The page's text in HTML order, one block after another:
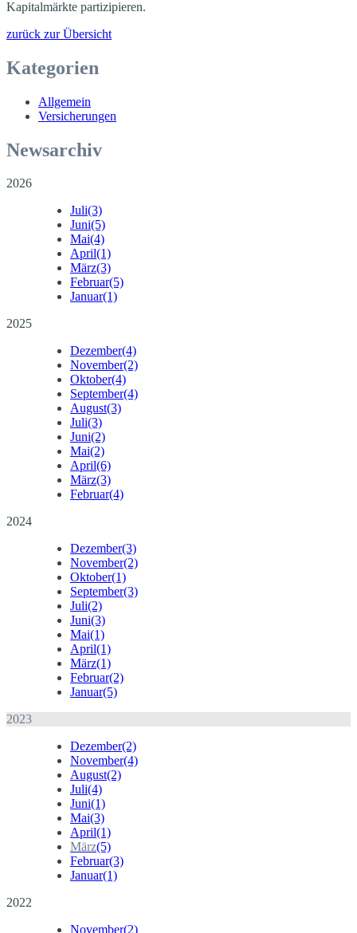
Kapitalmärkte partizipieren.
zurück zur Übersicht
Kategorien
Allgemein
Versicherungen
Newsarchiv
2026
Juli(3)
Juni(5)
Mai(4)
April(1)
März(3)
Februar(5)
Januar(1)
2025
Dezember(4)
November(2)
Oktober(4)
September(4)
August(3)
Juli(3)
Juni(2)
Mai(2)
April(6)
März(3)
Februar(4)
2024
Dezember(3)
November(2)
Oktober(1)
September(3)
Juli(2)
Juni(3)
Mai(1)
April(1)
März(1)
Februar(2)
Januar(5)
2023
Dezember(2)
November(4)
August(2)
Juli(4)
Juni(1)
Mai(3)
April(1)
März(5)
Februar(3)
Januar(1)
2022
November(2)